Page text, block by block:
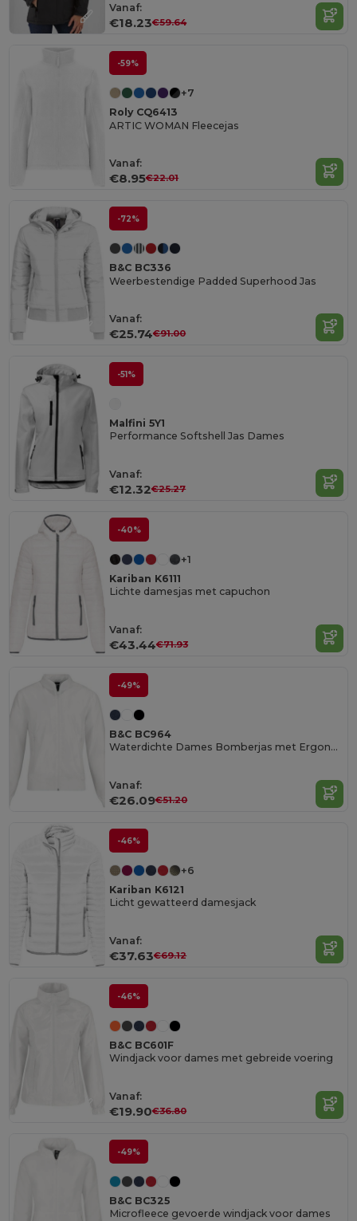
Vanaf:
€18.23€59.64
-59%
+7
Roly CQ6413
ARTIC WOMAN Fleecejas
Vanaf:
€8.95€22.01
-72%
B&C BC336
Weerbestendige Padded Superhood Jas
Vanaf:
€25.74€91.00
-51%
Malfini 5Y1
Performance Softshell Jas Dames
Vanaf:
€12.32€25.27
-40%
+1
Kariban K6111
Lichte damesjas met capuchon
Vanaf:
€43.44€71.93
-49%
B&C BC964
Waterdichte Dames Bomberjas met Ergonomische Capuchon
Vanaf:
€26.09€51.20
-46%
+6
Kariban K6121
Licht gewatteerd damesjack
Vanaf:
€37.63€69.12
-46%
B&C BC601F
Windjack voor dames met gebreide voering
Vanaf:
€19.90€36.80
-49%
B&C BC325
Microfleece gevoerde windjack voor dames